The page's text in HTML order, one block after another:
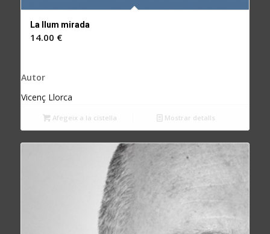
La llum mirada
14.00 €
Autor
Vicenç Llorca
Afegeix a la cistella Mostrar detalls